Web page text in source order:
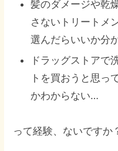
髪のダメージや乾
さないトリートメ
選んだらいいか分
ドラッグストアで
トを買おうと思っ
かわからない…
って経験、ないですか